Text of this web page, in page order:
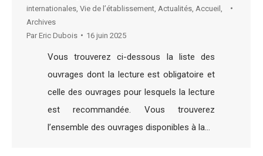
internationales Vie de l’établissement Actualités Accueil
Archives
Par Eric Dubois 16 juin 2025
Vous trouverez ci-dessous la liste des
ouvrages dont la lecture est obligatoire et
celle des ouvrages pour lesquels la lecture
est recommandée. Vous trouverez
l’ensemble des ouvrages disponibles à la…